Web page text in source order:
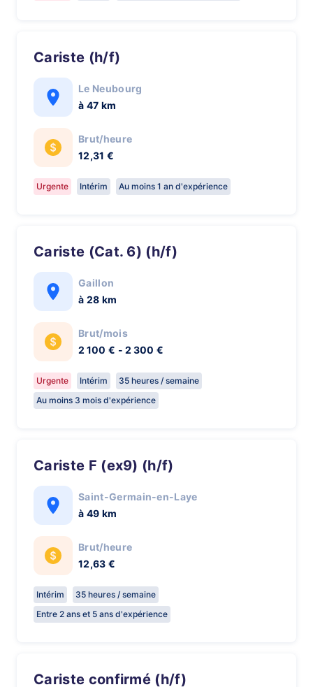
Cariste (h/f)
Le Neubourg
à 47 km
Brut/heure
12,31 €
Urgente Intérim Au moins 1 an d'expérience
Cariste (Cat. 6) (h/f)
Gaillon
à 28 km
Brut/mois
2 100 € - 2 300 €
Urgente Intérim
35 heures / semaine
Au moins 3 mois d'expérience
Cariste F (ex9) (h/f)
Saint-Germain-en-Laye
à 49 km
Brut/heure
12,63 €
Intérim
35 heures / semaine
Entre 2 ans et 5 ans d'expérience
Cariste confirmé (h/f)